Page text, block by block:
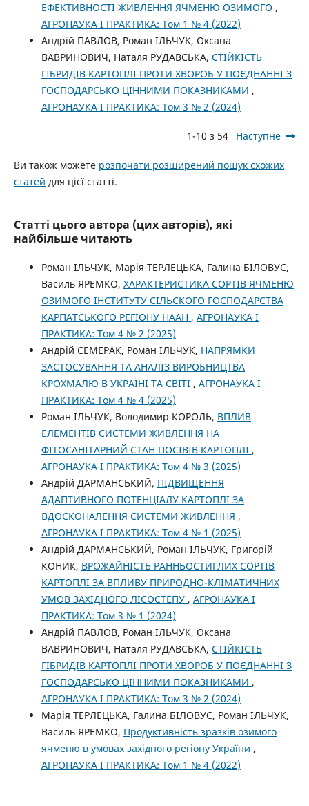
ЕФЕКТИВНОСТІ ЖИВЛЕННЯ ЯЧМЕНЮ ОЗИМОГО ,
АГРОНАУКА І ПРАКТИКА: Том 1 № 4 (2022)
Андрій ПАВЛОВ, Роман ІЛЬЧУК, Оксана
ВАВРИНОВИЧ, Наталя РУДАВСЬКА, СТІЙКІСТЬ
ГІБРИДІВ КАРТОПЛІ ПРОТИ ХВОРОБ У ПОЄДНАННІ З
ГОСПОДАРСЬКО ЦІННИМИ ПОКАЗНИКАМИ ,
АГРОНАУКА І ПРАКТИКА: Том 3 № 2 (2024)
1-10 з 54 Наступне
Ви також можете розпочати розширений пошук схожих
статей для цієї статті.
Статті цього автора (цих авторів), які
найбільше читають
Роман ІЛЬЧУК, Марія ТЕРЛЕЦЬКА, Галина БІЛОВУС,
Василь ЯРЕМКО, ХАРАКТЕРИСТИКА СОРТІВ ЯЧМЕНЮ
ОЗИМОГО ІНСТИТУТУ СІЛЬСКОГО ГОСПОДАРСТВА
КАРПАТСЬКОГО РЕГІОНУ НААН , АГРОНАУКА І
ПРАКТИКА: Том 4 № 2 (2025)
Андрій СЕМЕРАК, Роман ІЛЬЧУК, НАПРЯМКИ
ЗАСТОСУВАННЯ ТА АНАЛІЗ ВИРОБНИЦТВА
КРОХМАЛЮ В УКРАЇНІ ТА СВІТІ , АГРОНАУКА І
ПРАКТИКА: Том 4 № 4 (2025)
Роман ІЛЬЧУК, Володимир КОРОЛЬ, ВПЛИВ
ЕЛЕМЕНТІВ СИСТЕМИ ЖИВЛЕННЯ НА
ФІТОСАНІТАРНИЙ СТАН ПОСІВІВ КАРТОПЛІ ,
АГРОНАУКА І ПРАКТИКА: Том 4 № 3 (2025)
Андрій ДАРМАНСЬКИЙ, ПІДВИЩЕННЯ
АДАПТИВНОГО ПОТЕНЦІАЛУ КАРТОПЛІ ЗА
ВДОСКОНАЛЕННЯ СИСТЕМИ ЖИВЛЕННЯ ,
АГРОНАУКА І ПРАКТИКА: Том 4 № 1 (2025)
Андрій ДАРМАНСЬКИЙ, Роман ІЛЬЧУК, Григорій
КОНИК, ВРОЖАЙНІСТЬ РАННЬОСТИГЛИХ СОРТІВ
КАРТОПЛІ ЗА ВПЛИВУ ПРИРОДНО-КЛІМАТИЧНИХ
УМОВ ЗАХІДНОГО ЛІСОСТЕПУ , АГРОНАУКА І
ПРАКТИКА: Том 3 № 1 (2024)
Андрій ПАВЛОВ, Роман ІЛЬЧУК, Оксана
ВАВРИНОВИЧ, Наталя РУДАВСЬКА, СТІЙКІСТЬ
ГІБРИДІВ КАРТОПЛІ ПРОТИ ХВОРОБ У ПОЄДНАННІ З
ГОСПОДАРСЬКО ЦІННИМИ ПОКАЗНИКАМИ ,
АГРОНАУКА І ПРАКТИКА: Том 3 № 2 (2024)
Марія ТЕРЛЕЦЬКА, Галина БІЛОВУС, Роман ІЛЬЧУК,
Василь ЯРЕМКО, Продуктивність зразків озимого
ячменю в умовах західного регіону України ,
АГРОНАУКА І ПРАКТИКА: Том 1 № 4 (2022)